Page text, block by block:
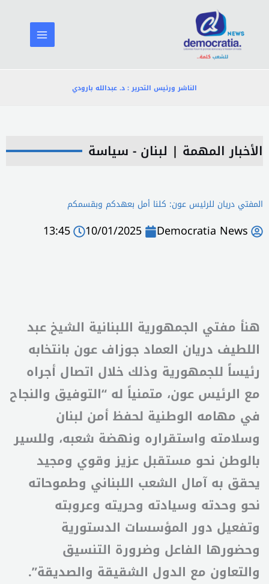
المحتوى
الناشر ورئيس التحرير : د. عبدالله بارودي
الأخبار المهمة | لبنان - سياسة
المفتي دريان للرئيس عون: كلنا أمل بعهدكم وبقسمكم
Democratia News
10/01/2025
13:45
هنأ مفتي الجمهورية اللبنانية الشيخ عبد
اللطيف دريان العماد جوزاف عون بانتخابه
رئيساً للجمهورية وذلك خلال اتصال أجراه
مع الرئيس عون، متمنياً له “التوفيق والنجاح
في مهامه الوطنية لحفظ أمن لبنان
وسلامته واستقراره ونهضة شعبه، وللسير
بالوطن نحو مستقبل عزيز وقوي ومجيد
يحقق به آمال الشعب اللبناني وطموحاته
نحو وحدته وسيادته وحريته وعروبته
وتفعيل دور المؤسسات الدستورية
وحضورها الفاعل وضرورة التنسيق
والتعاون مع الدول الشقيقة والصديقة”.